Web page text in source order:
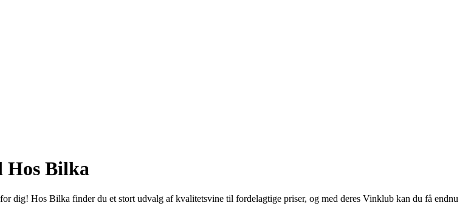
Hos Bilka
dig! Hos Bilka finder du et stort udvalg af kvalitetsvine til fordelagtige priser, og med deres Vinklub kan du få endnu